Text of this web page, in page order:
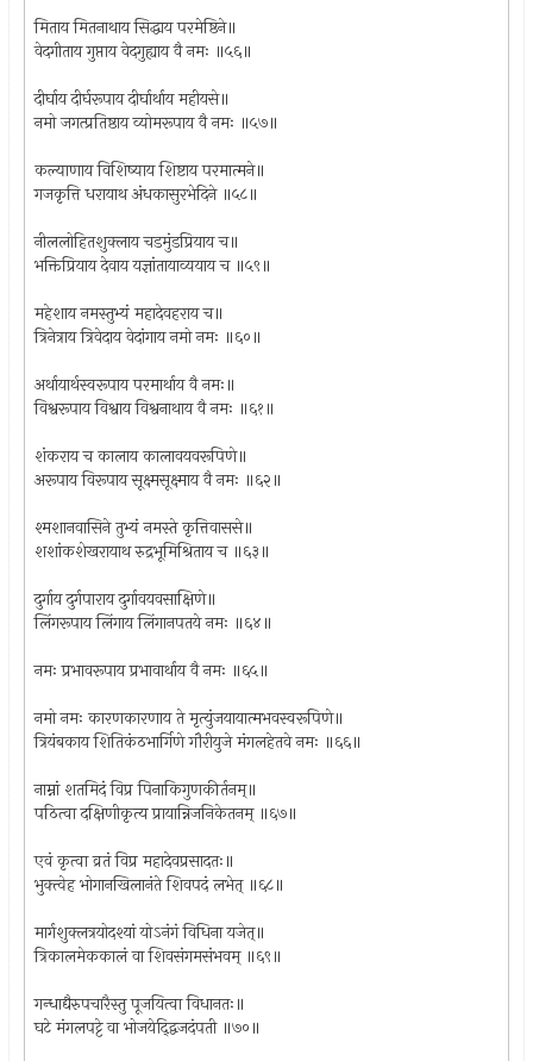
मिताय मितनाथाय सिद्धाय परमेष्ठिने॥
वेदगीताय गुप्ताय वेदगुह्याय वै नमः ॥५६॥
दीर्घाय दीर्घरूपाय दीर्घार्थाय महीयसे॥
नमो जगत्प्रतिष्ठाय व्योमरूपाय वै नमः ॥५७॥
कल्याणाय विशिष्याय शिष्टाय परमात्मने॥
गजकृत्ति धरायाथ अंधकासुरभेदिने ॥५८॥
नीललोहितशुक्लाय चडमुंडप्रियाय च॥
भक्तिप्रियाय देवाय यज्ञांतायाव्ययाय च ॥५९॥
महेशाय नमस्तुभ्यं महादेवहराय च॥
त्रिनेत्राय त्रिवेदाय वेदांगाय नमो नमः ॥६०॥
अर्थायार्थस्वरूपाय परमार्थाय वै नमः॥
विश्वरूपाय विश्वाय विश्वनाथाय वै नमः ॥६१॥
शंकराय च कालाय कालावयवरूपिणे॥
अरूपाय विरूपाय सूक्ष्मसूक्ष्माय वै नमः ॥६२॥
श्मशानवासिने तुभ्यं नमस्ते कृत्तिवाससे॥
शशांकशेखरायाथ रुद्रभूमिश्रिताय च ॥६३॥
दुर्गाय दुर्गपाराय दुर्गावयवसाक्षिणे॥
लिंगरूपाय लिंगाय लिंगानपतये नमः ॥६४॥
नमः प्रभावरूपाय प्रभावार्थाय वै नमः ॥६५॥
नमो नमः कारणकारणाय ते मृत्युंजयायात्मभवस्वरूपिणे॥
त्रियंबकाय शितिकंठभार्गिणे गौरीयुजे मंगलहेतवे नमः ॥६६॥
नाम्नां शतमिदं विप्र पिनाकिगुणकीर्तनम्॥
पठित्वा दक्षिणीकृत्य प्रायान्निजनिकेतनम् ॥६७॥
एवं कृत्वा व्रतं विप्र महादेवप्रसादतः॥
भुक्त्वेह भोगानखिलानंते शिवपदं लभेत् ॥६८॥
मार्गशुक्लत्रयोदश्यां योऽनंगं विधिना यजेत्॥
त्रिकालमेककालं वा शिवसंगमसंभवम् ॥६९॥
गन्धाद्यैरुपचारैस्तु पूजयित्वा विधानतः॥
घटे मंगलपट्टे वा भोजयेद्द्विजदंपती ॥७०॥